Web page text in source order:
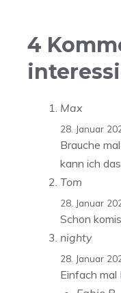
4
Max
28. Januar
Brauche
kann ich
Tom
28. Januar
Schon
nighty
28. Januar
Einfach mal